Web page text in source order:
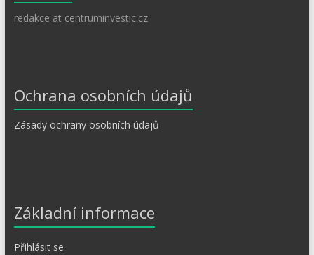
redakce at centruminvestic.cz
Ochrana osobních údajů
Zásady ochrany osobních údajů
Základní informace
Přihlásit se